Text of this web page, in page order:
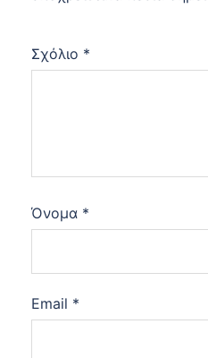
Σχόλιο *
Όνομα *
Email *